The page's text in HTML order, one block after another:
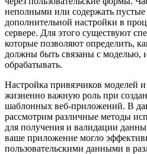
неполными или содержать пустые
дополнительной настройки в
сервере. Для этого существуют
которые позволяют определить,
должны быть связаны с моделью,
обрабатывать.
Настройка привязчиков моделей
жизненно важную роль при
шаблонных веб-приложений. В
рассмотрим различные методы
для получения и валидации
ваше приложение могло
пользовательскими данными в